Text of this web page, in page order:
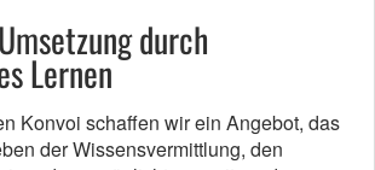
durch
Lernen
Konvoi schaffen wir ein Angebot, das
der Wissensvermittlung, den